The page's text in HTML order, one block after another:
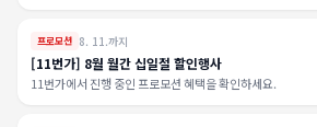
프로모션 8. 11.까지
[11번가] 8월 월간 십일절 할인행사
11번가에서 진행 중인 프로모션 혜택을 확인하세요.